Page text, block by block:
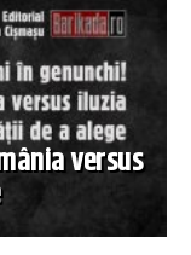
versus